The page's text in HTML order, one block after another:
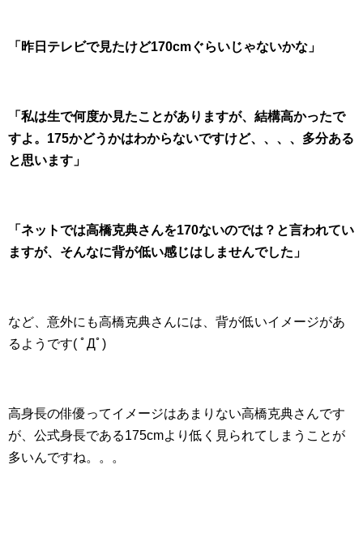
「昨日テレビで見たけど170cmぐらいじゃないかな」
「私は生で何度か見たことがありますが、結構高かったで
すよ。175かどうかはわからないですけど、、、、多分ある
と思います」
「ネットでは高橋克典さんを170ないのでは？と言われてい
ますが、そんなに背が低い感じはしませんでした」
など、意外にも高橋克典さんには、背が低いイメージがあ
るようです( ﾟДﾟ)
高身長の俳優ってイメージはあまりない高橋克典さんです
が、公式身長である175cmより低く見られてしまうことが
多いんですね。。。